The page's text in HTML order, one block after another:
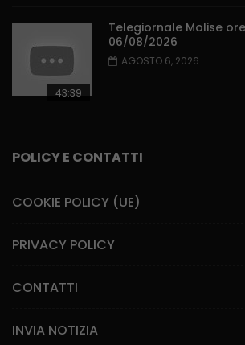
43:39
Telegiornale Molise
06/08/2026
AGOSTO 6, 2026
POLICY E CONTATTI
COOKIE POLICY (UE)
PRIVACY POLICY
CONTATTI
INVIA NOTIZIA